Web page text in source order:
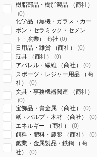
樹脂部品・樹脂製品 （商社）
(0)
化学品（無機・ガラス・カー
ボン・セラミック・セメン
ト・窯業） 商社 (0)
日用品・雑貨 （商社）
(0)
玩具 （商社）
(0)
アパレル・繊維 （商社）
(0)
スポーツ・レジャー用品 （商
社）
(0)
文具・事務機器関連 （商社）
(0)
宝飾品・貴金属 （商社）
(0)
紙・パルプ・木材 （商社）
(0)
エネルギー （商社）
(0)
飼料・肥料・農薬 （商社）
(0)
鉱業・金属製品・鉄鋼 （商
社）
(0)